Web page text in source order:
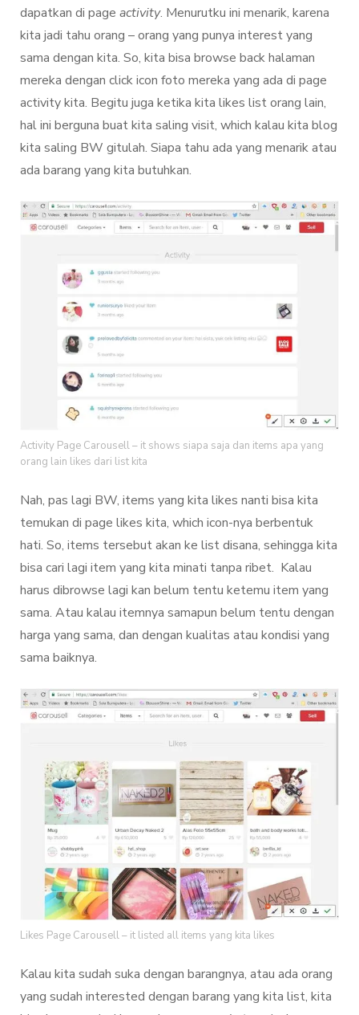
dapatkan di page activity. Menurutku ini menarik, karena
kita jadi tahu orang – orang yang punya interest yang
sama dengan kita. So, kita bisa browse back halaman
mereka dengan click icon foto mereka yang ada di page
activity kita. Begitu juga ketika kita likes list orang lain,
hal ini berguna buat kita saling visit, which kalau kita blog
kita saling BW gitulah. Siapa tahu ada yang menarik atau
ada barang yang kita butuhkan.
Activity Page Carousell – it shows siapa saja dan items apa yang
orang lain likes dari list kita
Nah, pas lagi BW, items yang kita likes nanti bisa kita
temukan di page likes kita, which icon-nya berbentuk
hati. So, items tersebut akan ke list disana, sehingga kita
bisa cari lagi item yang kita minati tanpa ribet. Kalau
harus dibrowse lagi kan belum tentu ketemu item yang
sama. Atau kalau itemnya samapun belum tentu dengan
harga yang sama, dan dengan kualitas atau kondisi yang
sama baiknya.
Likes Page Carousell – it listed all items yang kita likes
Kalau kita sudah suka dengan barangnya, atau ada orang
yang sudah interested dengan barang yang kita list, kita